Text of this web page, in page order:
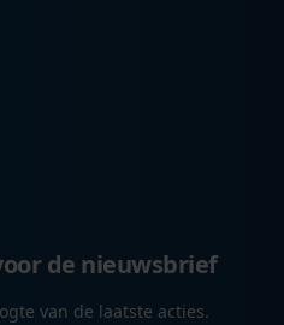
de nieuwsbrief
van de laatste acties.